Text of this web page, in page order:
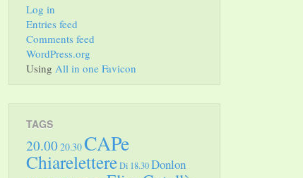
Log in
Entries feed
Comments feed
WordPress.org
Using All in one Favicon
TAGS
20.00 20.30CAPe
ChiarelettereDi 18.30Donlon